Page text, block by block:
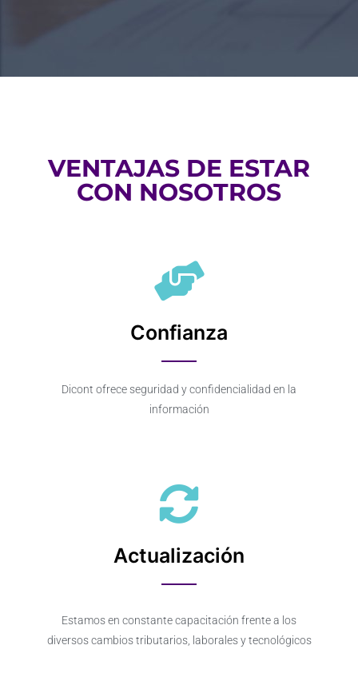
VENTAJAS DE ESTAR
CON NOSOTROS
Confianza
Dicont ofrece seguridad y confidencialidad en la
información
Actualización
Estamos en constante capacitación frente a los
diversos cambios tributarios, laborales y tecnológicos